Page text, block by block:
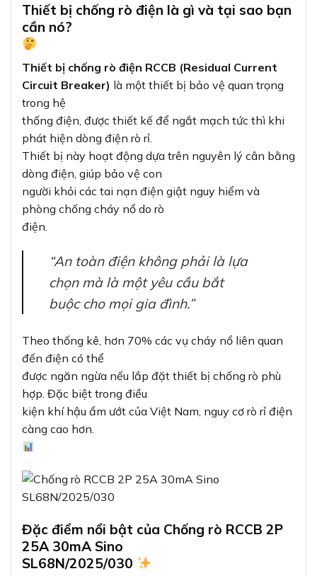
Thiết bị chống rò điện là gì và tại sao bạn
cần nó?
Thiết bị chống rò điện RCCB (Residual Current
Circuit Breaker) là một thiết bị bảo vệ quan trọng
trong hệ
thống điện, được thiết kế để ngắt mạch tức thì khi
phát hiện dòng điện rò rỉ.
Thiết bị này hoạt động dựa trên nguyên lý cân bằng
dòng điện, giúp bảo vệ con
người khỏi các tai nạn điện giật nguy hiểm và
phòng chống cháy nổ do rò
điện.
“An toàn điện không phải là lựa
chọn mà là một yêu cầu bắt
buộc cho mọi gia đình.”
Theo thống kê, hơn 70% các vụ cháy nổ liên quan
đến điện có thể
được ngăn ngừa nếu lắp đặt thiết bị chống rò phù
hợp. Đặc biệt trong điều
kiện khí hậu ẩm ướt của Việt Nam, nguy cơ rò rỉ điện
càng cao hơn.
Đặc điểm nổi bật của Chống rò RCCB 2P
25A 30mA Sino
SL68N/2025/030